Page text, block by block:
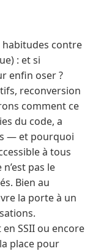
habitudes contre
: et si
enfin oser ?
reconversion
comment ce
du code, a
— et pourquoi
à tous
pas le
Bien au
la porte à un
SSII ou encore
place pour